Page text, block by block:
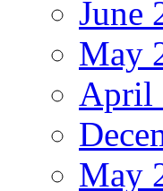
June
May
April
May